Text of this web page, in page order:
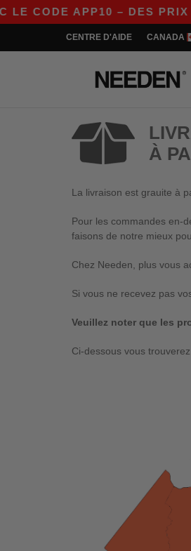
APP10 – DES PRIX
CENTRE D'AIDE CANADA
À
La livraison est grauite à
Pour les commandes en-
faisons de notre mieux
Chez Needen, plus vous
Si vous ne recevez pas
Veuillez noter que les
Ci-dessous vous